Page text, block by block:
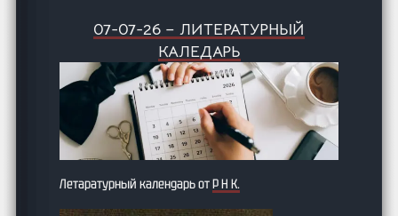
07-07-26 – ЛИТЕРАТУРНЫЙ
КАЛЕДАРЬ
Летаратурный календарь отР Н К.